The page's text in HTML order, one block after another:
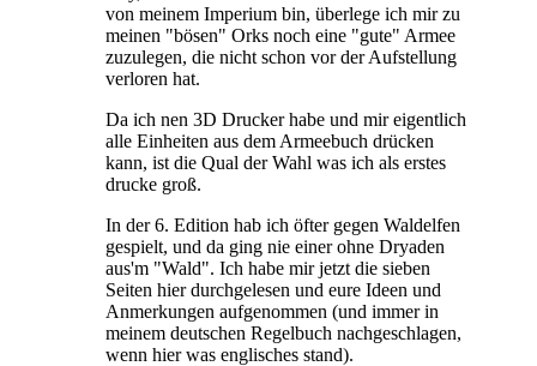
von meinem Imperium bin, überlege ich mir zu
meinen "bösen" Orks noch eine "gute" Armee
zuzulegen, die nicht schon vor der Aufstellung
verloren hat.
Da ich nen 3D Drucker habe und mir eigentlich
alle Einheiten aus dem Armeebuch drücken
kann, ist die Qual der Wahl was ich als erstes
drucke groß.
In der 6. Edition hab ich öfter gegen Waldelfen
gespielt, und da ging nie einer ohne Dryaden
aus'm "Wald". Ich habe mir jetzt die sieben
Seiten hier durchgelesen und eure Ideen und
Anmerkungen aufgenommen (und immer in
meinem deutschen Regelbuch nachgeschlagen,
wenn hier was englisches stand).